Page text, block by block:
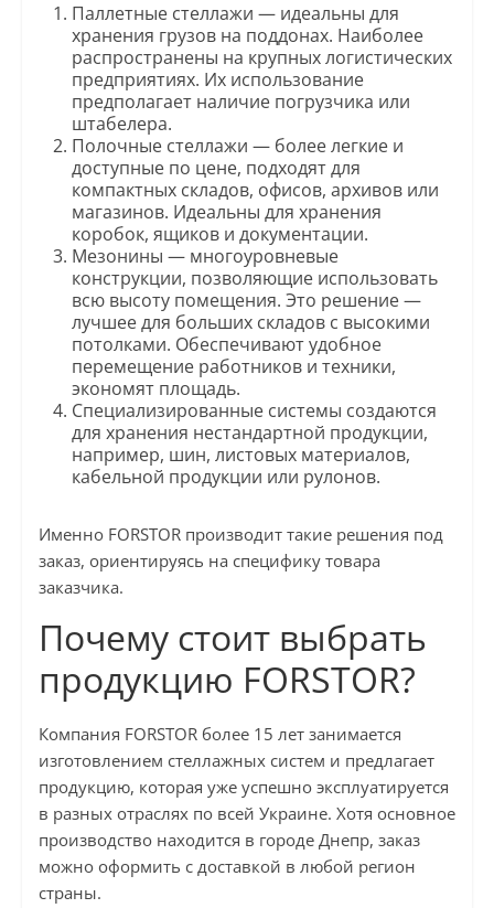
Паллетные стеллажи — идеальны для
хранения грузов на поддонах. Наиболее
распространены на крупных логистических
предприятиях. Их использование
предполагает наличие погрузчика или
штабелера.
Полочные стеллажи — более легкие и
доступные по цене, подходят для
компактных складов, офисов, архивов или
магазинов. Идеальны для хранения
коробок, ящиков и документации.
Мезонины — многоуровневые
конструкции, позволяющие использовать
всю высоту помещения. Это решение —
лучшее для больших складов с высокими
потолками. Обеспечивают удобное
перемещение работников и техники,
экономят площадь.
Специализированные системы создаются
для хранения нестандартной продукции,
например, шин, листовых материалов,
кабельной продукции или рулонов.
Именно FORSTOR производит такие решения под
заказ, ориентируясь на специфику товара
заказчика.
Почему стоит выбрать
продукцию FORSTOR?
Компания FORSTOR более 15 лет занимается
изготовлением стеллажных систем и предлагает
продукцию, которая уже успешно эксплуатируется
в разных отраслях по всей Украине. Хотя основное
производство находится в городе Днепр, заказ
можно оформить с доставкой в любой регион
страны.